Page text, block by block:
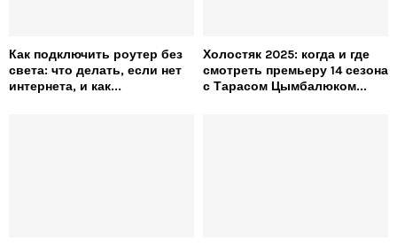
Как подключить роутер без
света: что делать, если нет
интернета, и как...
Холостяк 2025: когда и где
смотреть премьеру 14 сезона
с Тарасом Цымбалюком...